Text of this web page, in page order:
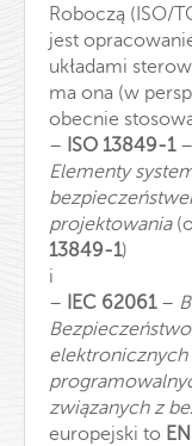
Roboczą (ISO/
jest
układami
ma ona (w
obecnie
– ISO 13849-1–
Elementy
projektowania
13849-1)
i
–
IEC 62061–
związanych z
europejski to